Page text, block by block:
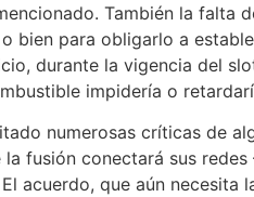
También la falta
bien para obligarlo a
durante la vigencia del
impidería o
numerosas críticas de
fusión conectará sus
acuerdo, que aún necesita